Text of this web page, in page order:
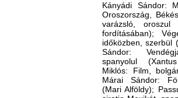
Kányádi Sándor:
Oroszország,
varázsló, oroszul
fordításában);
időközben, szerbül
Sándor:
spanyolul
Miklós: Film,
Márai Sándor:
(Mari Alföldy);